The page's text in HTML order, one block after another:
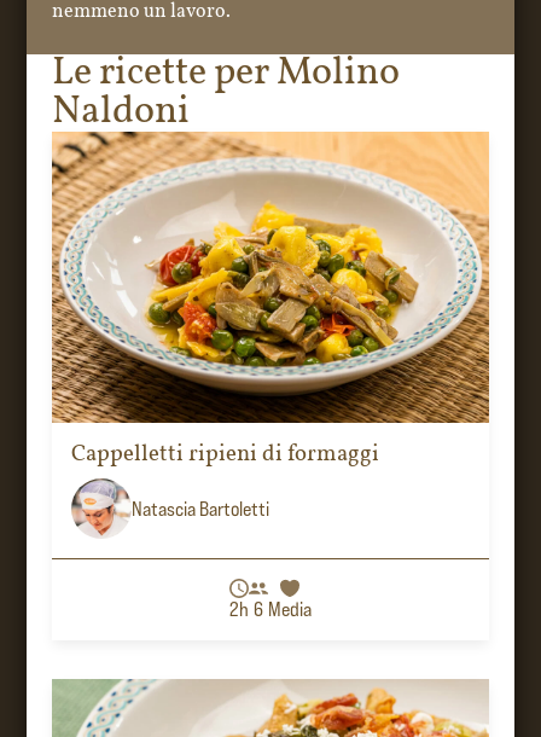
nemmeno un lavoro.
Le ricette per Molino
Naldoni
Cappelletti ripieni di formaggi
Natascia Bartoletti
2h 6 Media